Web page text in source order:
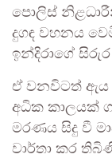
පොලිස්
දුගඳ වහනය
ඉන්දිරාගේ
ඒ වනවිටත් ඇය
අධික කාලයක්
මරණය සිදු වී
වාර්තා කර